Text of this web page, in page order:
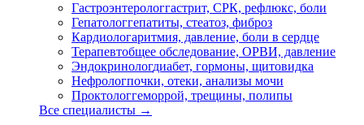
Гастроэнтерологгастрит, СРК, рефлюкс, боли
Гепатологгепатиты, стеатоз, фиброз
Кардиологаритмия, давление, боли в сердце
Терапевтобщее обследование, ОРВИ, давление
Эндокринологдиабет, гормоны, щитовидка
Нефрологпочки, отеки, анализы мочи
Проктологгеморрой, трещины, полипы
Все специалисты →